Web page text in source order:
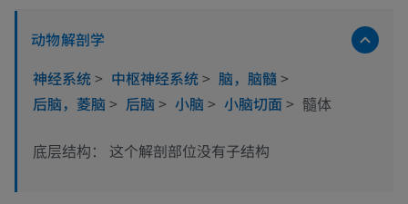
动物解剖学
神经系统> 中枢神经系统> 脑，脑髓>
后脑，菱脑 > 后脑 > 小脑 > 小脑切面 > 髓体
底层结构： 这个解剖部位没有子结构